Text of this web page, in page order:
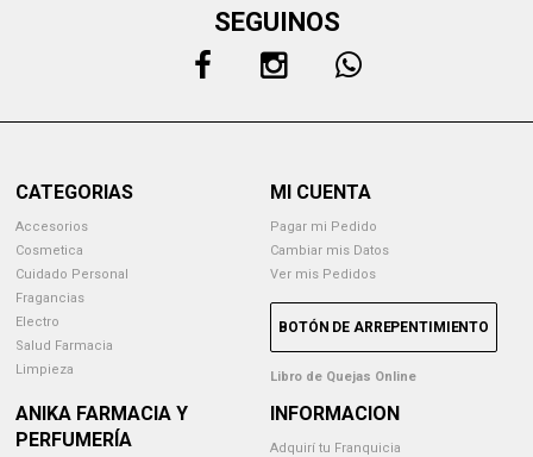
SEGUINOS
CATEGORIAS
Accesorios
Cosmetica
Cuidado Personal
Fragancias
Electro
Salud Farmacia
Limpieza
MI CUENTA
Pagar mi Pedido
Cambiar mis Datos
Ver mis Pedidos
BOTÓN DE ARREPENTIMIENTO
Libro de Quejas Online
ANIKA FARMACIA Y
PERFUMERÍA
INFORMACION
Adquirí tu Franquicia